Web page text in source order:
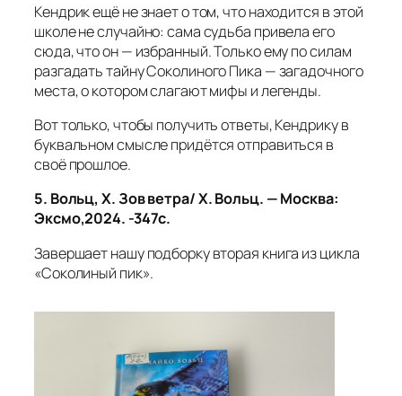
Кендрик ещё не знает о том, что находится в этой
школе не случайно: сама судьба привела его
сюда, что он — избранный. Только ему по силам
разгадать тайну Соколиного Пика — загадочного
места, о котором слагают мифы и легенды.
Вот только, чтобы получить ответы, Кендрику в
буквальном смысле придётся отправиться в
своё прошлое.
5. Вольц, Х. Зов ветра/ Х. Вольц. — Москва:
Эксмо,2024. -347с.
Завершает нашу подборку вторая книга из цикла
«Соколиный пик».